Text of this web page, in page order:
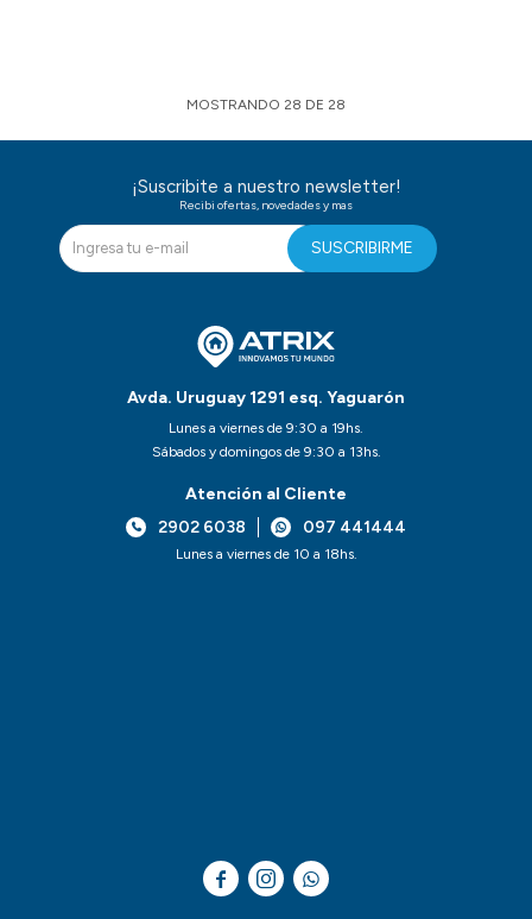
MOSTRANDO 28 DE 28
Avda. Uruguay 1291 esq. Yaguarón
Lunes a viernes de 9:30 a 19hs.
Sábados y domingos de 9:30 a 13hs.
Atención al Cliente
2902 6038
097 441444
Lunes a viernes de 10 a 18hs.
¡Suscribite a nuestro newsletter!
Recibi ofertas, novedades y mas
SUSCRIBIRME
  